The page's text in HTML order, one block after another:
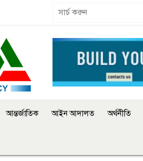
আন্তর্জাতিক আইন আদালত অর্থনীতি